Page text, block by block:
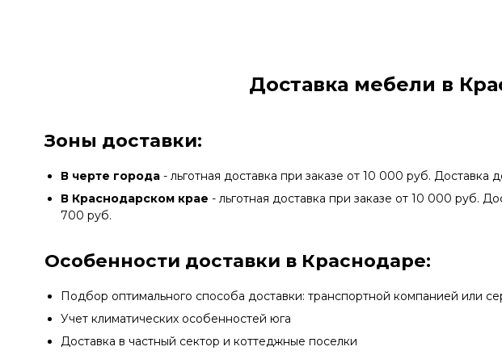
Доставка мебели в
Зоны доставки:
В черте города - льготная доставка при заказе от 10 000 руб.
В Краснодарском крае - льготная доставка при заказе от 10 000 руб.
700 руб.
Особенности доставки в Краснодаре:
Подбор оптимального способа доставки: транспортной компанией или
Учет климатических особенностей юга
Доставка в частный сектор и коттеджные поселки